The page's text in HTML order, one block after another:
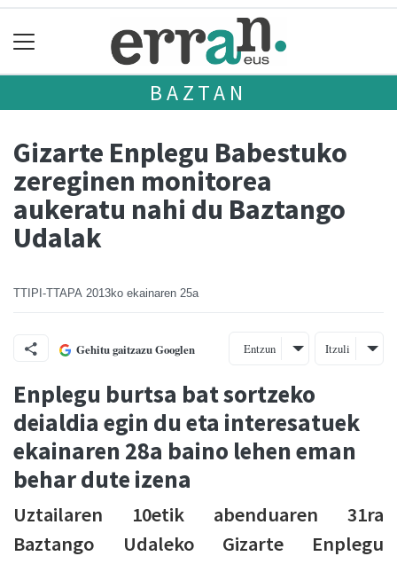
BAZTAN
Gizarte Enplegu Babestuko
zereginen monitorea
aukeratu nahi du Baztango
Udalak
TTIPI-TTAPA 2013ko ekainaren 25a
Gehitu gaitzazu Googlen Entzun Itzuli
Enplegu burtsa bat sortzeko
deialdia egin du eta interesatuek
ekainaren 28a baino lehen eman
behar dute izena
Uztailaren 10etik abenduaren 31ra
Baztango Udaleko Gizarte Enplegu